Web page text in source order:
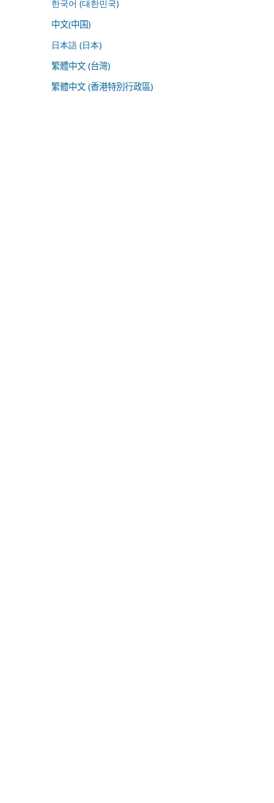
한국어 (대한민국)
中文(中国)
日本語 (日本)
繁體中文 (台灣)
繁體中文 (香港特別行政區)